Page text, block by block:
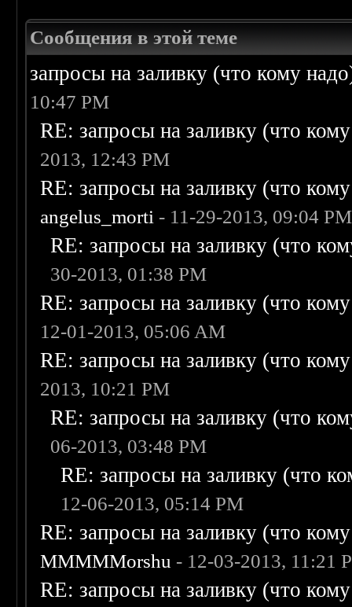
Сообщения в этой теме
запросы на заливку (что кому
10:47 PM
RE: запросы на заливку (что
2013, 12:43 PM
RE: запросы на заливку (что
angelus_morti - 11-29-2013, 09:04 PM
RE: запросы на заливку (что
30-2013, 01:38 PM
RE: запросы на заливку (что
12-01-2013, 05:06 AM
RE: запросы на заливку (что
2013, 10:21 PM
RE: запросы на заливку (что
06-2013, 03:48 PM
RE: запросы на заливку (что
12-06-2013, 05:14 PM
RE: запросы на заливку (что
MMMMMorshu - 12-03-2013, 11:21
RE: запросы на заливку (что